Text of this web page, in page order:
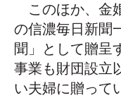
このほか、金
の信濃毎日新聞
聞」として贈呈
事業も財団設立
い夫婦に贈って